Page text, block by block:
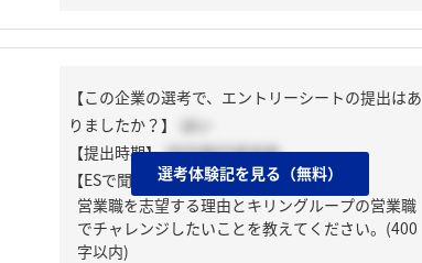
【この企業の選考で、エントリーシートの提出はあ
りましたか？】
はい
【提出時期】 2025年03月中旬
【ESで聞かれた質問】
営業職を志望する理由とキリングループの営業職
でチャレンジしたいことを教えてください。(400
字以内)
選考体験記を見る（無料）